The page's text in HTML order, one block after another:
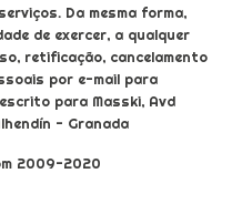
Da mesma forma,
de exercer, a qualquer
retificação, cancelamento
por e-mail para
para Masski, Avd
- Granada
2009-2020